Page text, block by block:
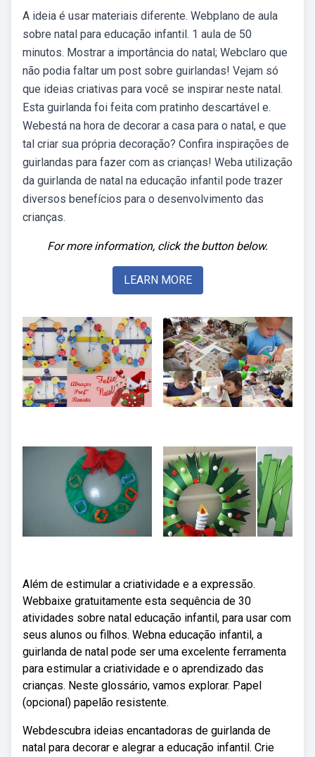
A ideia é usar materiais diferente. Webplano de aula
sobre natal para educação infantil. 1 aula de 50
minutos. Mostrar a importância do natal; Webclaro que
não podia faltar um post sobre guirlandas! Vejam só
que ideias criativas para você se inspirar neste natal.
Esta guirlanda foi feita com pratinho descartável e.
Webestá na hora de decorar a casa para o natal, e que
tal criar sua própria decoração? Confira inspirações de
guirlandas para fazer com as crianças! Weba utilização
da guirlanda de natal na educação infantil pode trazer
diversos benefícios para o desenvolvimento das
crianças.
For more information, click the button below.
LEARN MORE
Além de estimular a criatividade e a expressão.
Webbaixe gratuitamente esta sequência de 30
atividades sobre natal educação infantil, para usar com
seus alunos ou filhos. Webna educação infantil, a
guirlanda de natal pode ser uma excelente ferramenta
para estimular a criatividade e o aprendizado das
crianças. Neste glossário, vamos explorar. Papel
(opcional) papelão resistente.
Webdescubra ideias encantadoras de guirlanda de
natal para decorar e alegrar a educação infantil. Crie